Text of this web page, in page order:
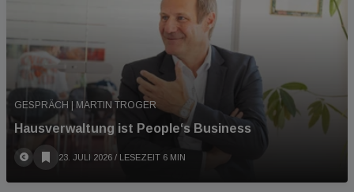
GESPRÄCH | MARTIN TROGER
Hausverwaltung ist People‘s Business
23. JULI 2026 / LESEZEIT 6 MIN